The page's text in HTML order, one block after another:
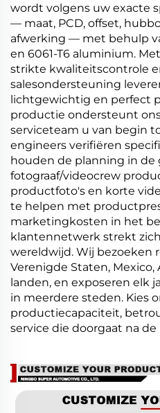
wordt volgens uw exacte
— maat, PCD, offset,
afwerking — met behulp
en 6061-T6 aluminium.
strikte kwaliteitscontrole
salesondersteuning
lichtgewichtig en perfect
productie ondersteunt
serviceteam u van begin
engineers verifiëren
houden de planning in de
fotograaf/videocrew
productfoto's en korte
te helpen met
marketingkosten in het
klantennetwerk strekt
wereldwijd. Wij bezoeken
Verenigde Staten, Mexico,
landen, en exposeren elk
in meerdere steden. Kies
productiecapaciteit,
service die doorgaat na de